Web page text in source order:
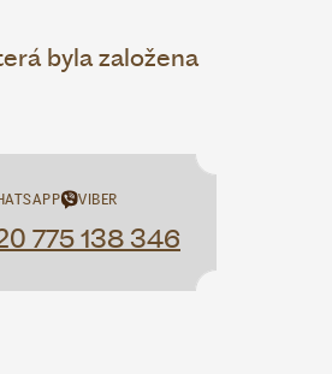
byla založena
VIBER
775 138 346